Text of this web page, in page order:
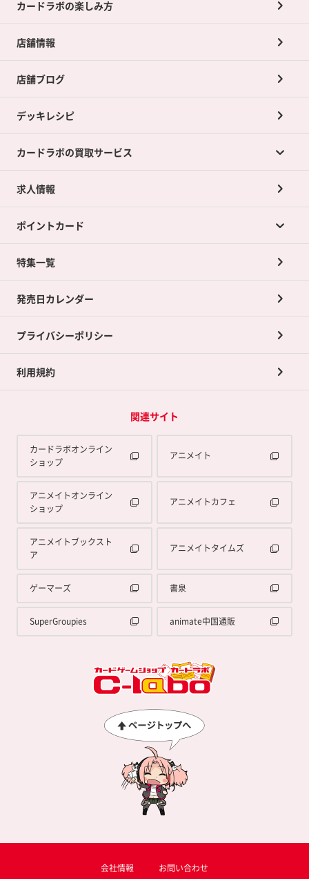
カードラボの楽しみ方
店舗情報
店舗ブログ
デッキレシピ
カードラボの買取サービス
カードラボの買取サービスTOP
店舗買取について
ネット買取について
買取承諾書について
求人情報
ポイントカード
ポイントカードTOP
ポイント交換景品
特集一覧
発売日カレンダー
プライバシーポリシー
利用規約
関連サイト
カードラボオンライン
ショップ
アニメイト
アニメイトオンライン
ショップ
アニメイトカフェ
アニメイトブックスト
ア
アニメイトタイムズ
ゲーマーズ 書泉
SuperGroupies animate中国通販
会社情報 お問い合わせ